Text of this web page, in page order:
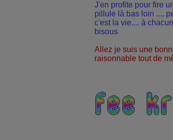
J'en profite pour fire
pillule là bas loin ....
c'est la vie.... à
bisous
Allez je suis une
raisonnable tout de